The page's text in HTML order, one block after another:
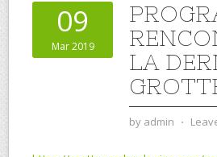
09
Mar 2019
LA
by admin ⋅